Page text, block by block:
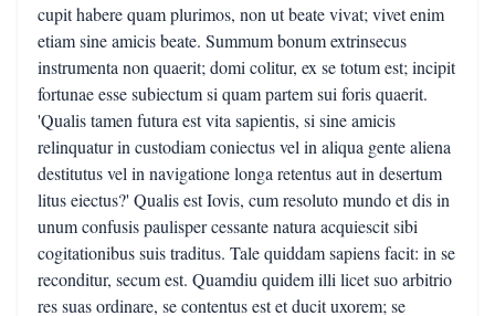
cupit habere quam plurimos, non ut beate vivat; vivet enim
etiam sine amicis beate. Summum bonum extrinsecus
instrumenta non quaerit; domi colitur, ex se totum est; incipit
fortunae esse subiectum si quam partem sui foris quaerit.
'Qualis tamen futura est vita sapientis, si sine amicis
relinquatur in custodiam coniectus vel in aliqua gente aliena
destitutus vel in navigatione longa retentus aut in desertum
litus eiectus?' Qualis est Iovis, cum resoluto mundo et dis in
unum confusis paulisper cessante natura acquiescit sibi
cogitationibus suis traditus. Tale quiddam sapiens facit: in se
reconditur, secum est. Quamdiu quidem illi licet suo arbitrio
res suas ordinare, se contentus est et ducit uxorem; se